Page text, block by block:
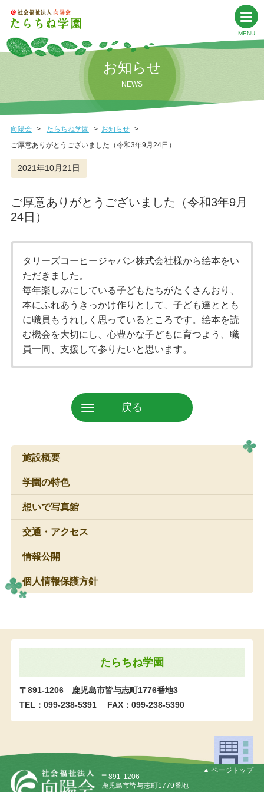
お知らせ
NEWS
向陽会 たらちね学園
お知らせ
ご厚意ありがとうございました（令和3年9月24日）
2021年10月21日
ご厚意ありがとうございました（令和3年9月
24日）
タリーズコーヒージャパン株式会社様から絵本をい
ただきました。
毎年楽しみにしている子どもたちがたくさんおり、
本にふれあうきっかけ作りとして、子ども達ととも
に職員もうれしく思っているところです。絵本を読
む機会を大切にし、心豊かな子どもに育つよう、職
員一同、支援して参りたいと思います。
戻る
施設概要
学園の特色
想いで写真館
交通・アクセス
情報公開
個人情報保護方針
たらちね学園
〒891-1206 鹿児島市皆与志町1776番地3
TEL：099-238-5391
FAX：099-238-5390
〒891-1206
鹿児島市皆与志町1779番地
ページトップ